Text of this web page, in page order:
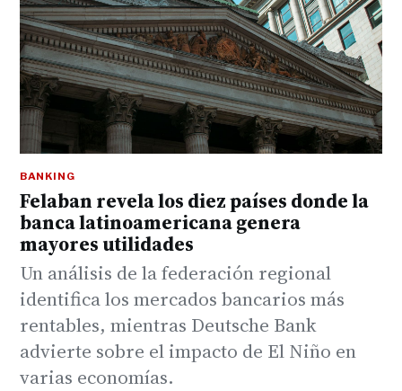
BANKING
Felaban revela los diez países donde la
banca latinoamericana genera
mayores utilidades
Un análisis de la federación regional
identifica los mercados bancarios más
rentables, mientras Deutsche Bank
advierte sobre el impacto de El Niño en
varias economías.